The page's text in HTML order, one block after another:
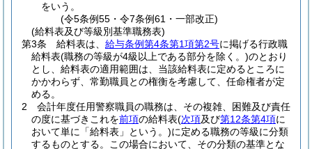
をいう。
(令5条例55・令7条例61・一部改正)
(給料表及び等級別基準職務表)
第3条
給料表は、 給与条例第4条第1項第2号に掲げる行政職
給料表(職務の等級が4級以上である部分を除く。)のとおり
とし、給料表の適用範囲は、当該給料表に定めるところに
かかわらず、常勤職員との権衡を考慮して、任命権者が定
める。
2
会計年度任用警察職員の職務は、その複雑、困難及び責任
の度に基づきこれを前項の給料表(次項及び第12条第4項に
おいて単に「給料表」という。)に定める職務の等級に分類
するものとする。
この場合において、その分類の基準とな